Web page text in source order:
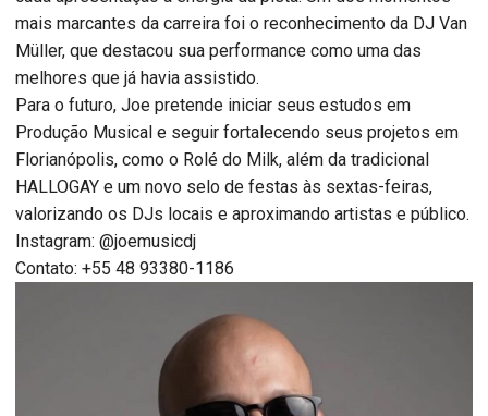
mais marcantes da carreira foi o reconhecimento da DJ Van
Müller, que destacou sua performance como uma das
melhores que já havia assistido.
Para o futuro, Joe pretende iniciar seus estudos em
Produção Musical e seguir fortalecendo seus projetos em
Florianópolis, como o Rolé do Milk, além da tradicional
HALLOGAY e um novo selo de festas às sextas-feiras,
valorizando os DJs locais e aproximando artistas e público.
Instagram: @joemusicdj
Contato: +55 48 93380-1186